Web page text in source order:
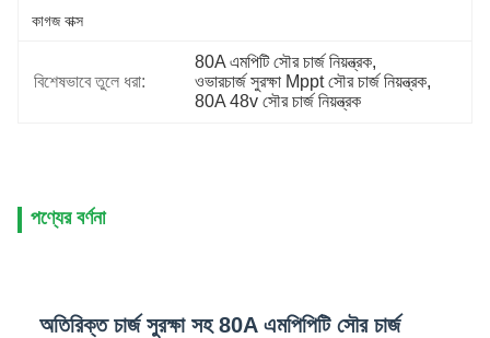
কাগজ বাক্স
বিশেষভাবে তুলে ধরা:
80A এমপিটি সৌর চার্জ নিয়ন্ত্রক,
ওভারচার্জ সুরক্ষা Mppt সৌর চার্জ নিয়ন্ত্রক,
80A 48v সৌর চার্জ নিয়ন্ত্রক
পণ্যের বর্ণনা
অতিরিক্ত চার্জ সুরক্ষা সহ 80A এমপিপিটি সৌর চার্জ